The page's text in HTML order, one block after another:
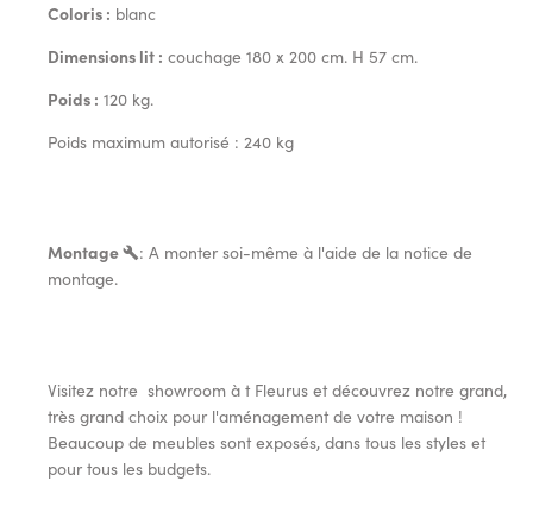
Coloris : blanc
Dimensions lit : couchage 180 x 200 cm. H 57 cm.
Poids : 120 kg.
Poids maximum autorisé : 240 kg
Montage
: A monter soi-même à l'aide de la notice de
montage.
Visitez notre showroom à t Fleurus et découvrez notre grand,
très grand choix pour l'aménagement de votre maison !
Beaucoup de meubles sont exposés, dans tous les styles et
pour tous les budgets.